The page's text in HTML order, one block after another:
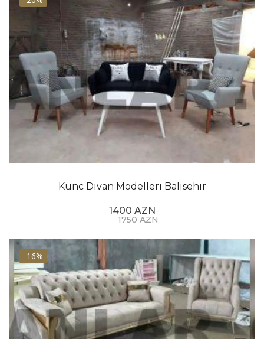
Kunc Divan Modelleri Balisehir
1400 AZN
1750 AZN
-16%